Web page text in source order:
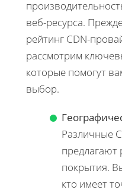
веб-ресурса.
рейтинг CDN-
рассмотрим
которые помогут
выбор.
Различные
предлагают
покрытия.
кто имеет